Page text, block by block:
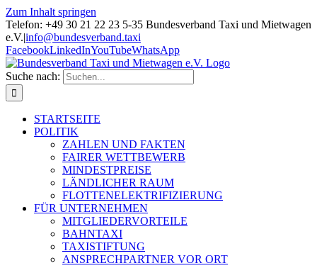
Zum Inhalt springen
Telefon: +49 30 21 22 23 5-35 Bundesverband Taxi und Mietwagen
e.V.|info@bundesverband.taxi
FacebookLinkedInYouTubeWhatsApp
Suche nach:
STARTSEITE
POLITIK
ZAHLEN UND FAKTEN
FAIRER WETTBEWERB
MINDESTPREISE
LÄNDLICHER RAUM
FLOTTENELEKTRIFIZIERUNG
FÜR UNTERNEHMEN
MITGLIEDERVORTEILE
BAHNTAXI
TAXISTIFTUNG
ANSPRECHPARTNER VOR ORT